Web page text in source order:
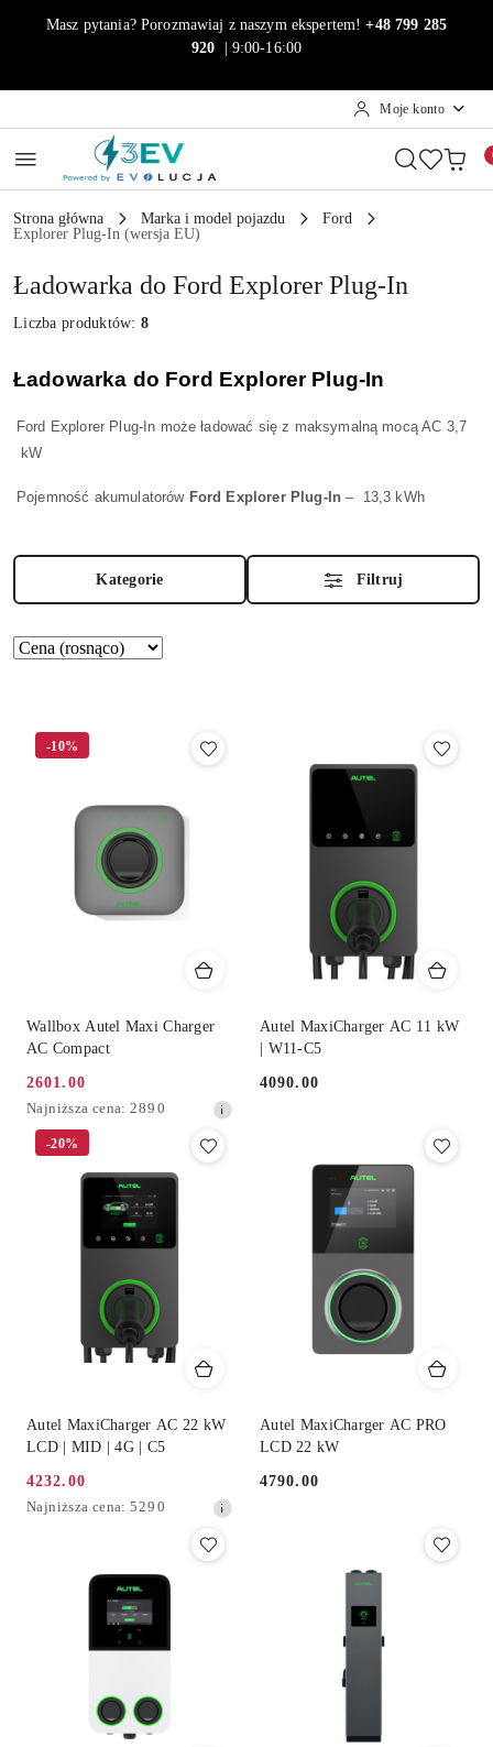
Przejdź do treści głównej
Przejdź do wyszukiwarki
Przejdź do moje konto
Przejdź do menu głównego
Przejdź do stopki
Masz pytania? Porozmawiaj z naszym ekspertem!+48 799 285
920
| 9:00-16:00
Moje konto
Strona główna Marka i model pojazdu
Ford
Explorer Plug-In (wersja EU)
Ładowarka do Ford Explorer Plug-In
Liczba produktów:8
Ładowarka do Ford Explorer Plug-In
Ford Explorer Plug-In może ładować się z maksymalną mocą AC 3,7
kW
Pojemność akumulatorów Ford Explorer Plug-In– 13,3 kWh
Kategorie Filtruj
Zastosowano
Sortuj
Wallbox Autel Maxi Charger
AC Compact
promocyjna:
2601.00
Najniższa
cena
Najniższa cena: 2890
-10%
Autel MaxiCharger AC 11 kW
| W11-C5
4090.00
Autel MaxiCharger AC 22 kW
LCD | MID | 4G | C5
Cena
promocyjna:
4232.00
Najniższa
Najniższa cena: 5290
-20%
Autel MaxiCharger AC PRO
LCD 22 kW
Cena:
4790.00